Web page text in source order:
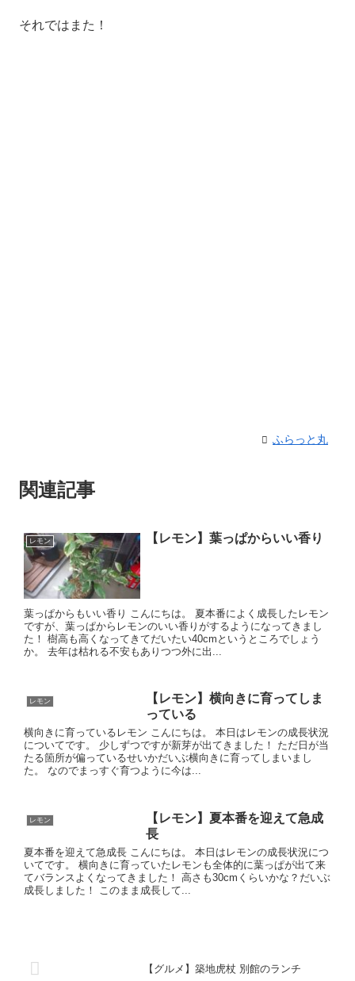
それではまた！
ふらっと丸
関連記事
レモン 【レモン】葉っぱからいい香り
葉っぱからもいい香り こんにちは。 夏本番によく成長したレモン
ですが、葉っぱからレモンのいい香りがするようになってきまし
た！ 樹高も高くなってきてだいたい40cmというところでしょう
か。 去年は枯れる不安もありつつ外に出...
レモン
【レモン】横向きに育ってしま
っている
横向きに育っているレモン こんにちは。 本日はレモンの成長状況
についてです。 少しずつですが新芽が出てきました！ ただ日が当
たる箇所が偏っているせいかだいぶ横向きに育ってしまいまし
た。 なのでまっすぐ育つように今は...
レモン
【レモン】夏本番を迎えて急成
長
夏本番を迎えて急成長 こんにちは。 本日はレモンの成長状況につ
いてです。 横向きに育っていたレモンも全体的に葉っぱが出て来
てバランスよくなってきました！ 高さも30cmくらいかな？だいぶ
成長しました！ このまま成長して...
【グルメ】築地虎杖 別館のランチ